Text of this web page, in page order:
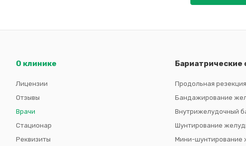
О клинике
Лицензии
Отзывы
Врачи
Стационар
Реквизиты
Бариатрические
Продольная
Бандажирование
Внутрижелудочный
Шунтирование
Мини-шунтирование